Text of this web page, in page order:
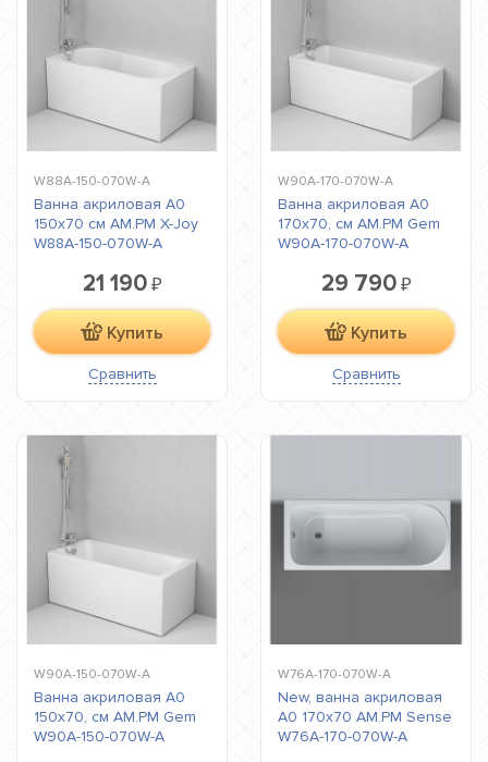
W88A-150-070W-A
Ванна акриловая A0
150x70 см AM.PM X-Joy
W88A-150-070W-A
21 190₽
Купить
Сравнить
W90A-170-070W-A
Ванна акриловая A0
170x70, см AM.PM Gem
W90A-170-070W-A
29 790₽
Купить
Сравнить
W90A-150-070W-A
Ванна акриловая A0
150x70, см AM.PM Gem
W90A-150-070W-A
W76A-170-070W-A
New, ванна акриловая
A0 170x70 AM.PM Sense
W76A-170-070W-A